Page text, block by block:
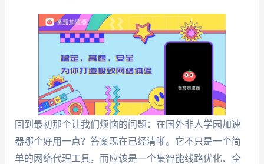
回到最初那个让我们烦恼的问题：在国外非人学园加速
器哪个好用一点？答案现在已经清晰。它不只是一个简
单的网络代理工具，而应该是一个集智能线路优化、全